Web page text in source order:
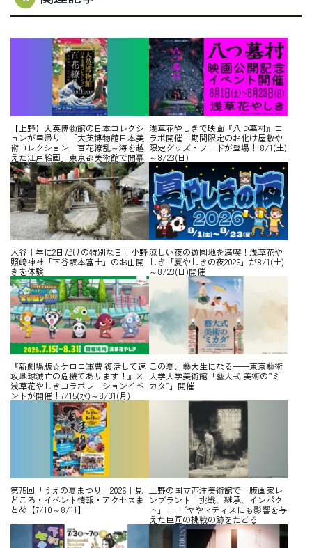
【上野】大英博物館の日本コレクシ
ョンが里帰り！「大英博物館日本美
術コレクション 百花繚乱～海を越
えた江戸絵画」東京都美術館で開幕
浅草花やしきで映画『八つ墓村』コ
ラボ開催！期間限定のお化け屋敷や
限定グッズ・フードが登場！ 8/1(土)
～8/23(日)
入谷｜年に2日だけの特別な日！小野
照崎神社「下谷坂本富士」のお山開
きを体験
涼しい夜の遊園地を満喫！浅草花や
しき「夏やしきの夜2026」が8/1(土)
～8/23(日)開催
『新劇場版☆ケロロ軍曹 復活して速
攻地球滅亡の危機であります！』×
浅草花やしきコラボレーションイベ
ントが開催！7/15(水)～8/31(月)
この夏、藝大生になる——東京藝術
大学大学美術館「藝大式 美術の”ミ
カタ”」開催
第75回「うえの夏まつり」2026｜見
どころ・イベント情報・アクセスま
とめ【7/10～8/11】
上野の国立西洋美術館で「版画家レ
ンブラント 挑戦、継承、インパク
ト」 — ゴヤやマティスにも影響を与
えた巨匠の挑戦の跡をたどる